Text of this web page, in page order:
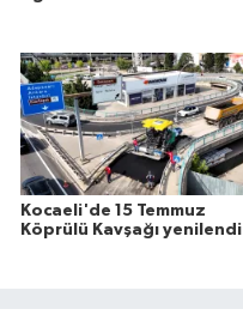
Kocaeli'de 15 Temmuz
Köprülü Kavşağı yenilendi